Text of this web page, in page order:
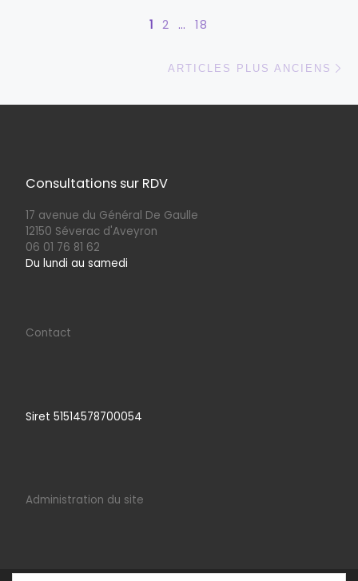
Navigation dans les articles
1 2 … 18
ARTICLES PLUS ANCIENS
Consultations sur RDV
17 avenue du Général De Gaulle
12150 Séverac d'Aveyron
06 01 76 81 62
Du lundi au samedi
Contact
Siret 51514578700054
Administration du site